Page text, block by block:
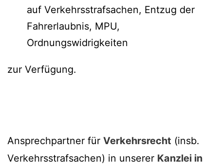
auf Verkehrsstrafsachen, Entzug der
Fahrerlaubnis, MPU,
Ordnungswidrigkeiten
zur Verfügung.
Ansprechpartner für Verkehrsrecht (insb.
Verkehrsstrafsachen) in unserer Kanzlei in